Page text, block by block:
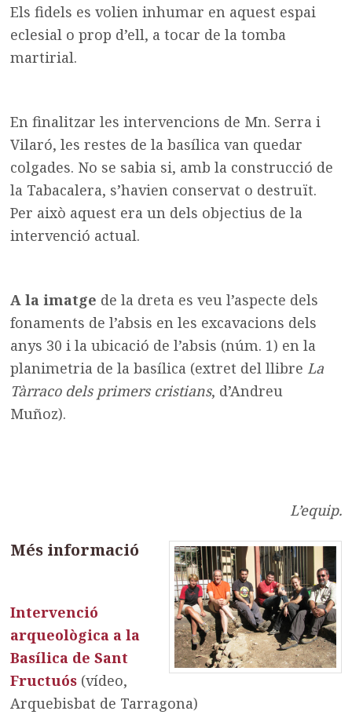
Els fidels es volien inhumar en aquest espai
eclesial o prop d’ell, a tocar de la tomba
martirial.
En finalitzar les intervencions de Mn. Serra i
Vilaró, les restes de la basílica van quedar
colgades. No se sabia si, amb la construcció de
la Tabacalera, s’havien conservat o destruït.
Per això aquest era un dels objectius de la
intervenció actual.
A la imatge de la dreta es veu l’aspecte dels
fonaments de l’absis en les excavacions dels
anys 30 i la ubicació de l’absis (núm. 1) en la
planimetria de la basílica (extret del llibreLa
Tàrraco dels primers cristians, d’Andreu
Muñoz).
L’equip.
Més informació
Intervenció
arqueològica a la
Basílica de Sant
Fructuós (vídeo,
Arquebisbat de Tarragona)